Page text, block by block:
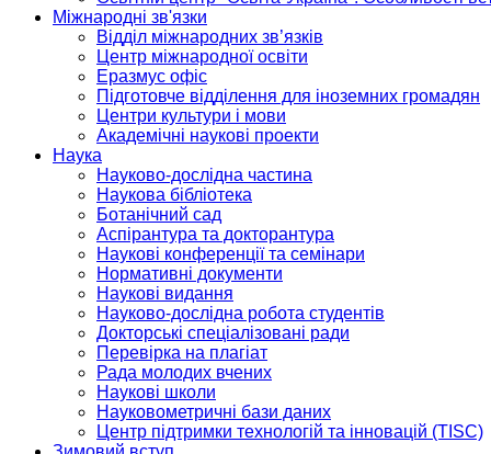
Міжнародні зв'язки
Відділ міжнародних зв’язків
Центр міжнародної освіти
Еразмус офіс
Підготовче відділення для іноземних громадян
Центри культури і мови
Академічні наукові проекти
Наука
Науково-дослідна частина
Наукова бібліотека
Ботанічний сад
Аспірантура та докторантура
Наукові конференції та семінари
Нормативні документи
Наукові видання
Науково-дослідна робота студентів
Докторські спеціалізовані ради
Перевірка на плагіат
Рада молодих вчених
Наукові школи
Науковометричні бази даних
Центр підтримки технологій та інновацій (TISC)